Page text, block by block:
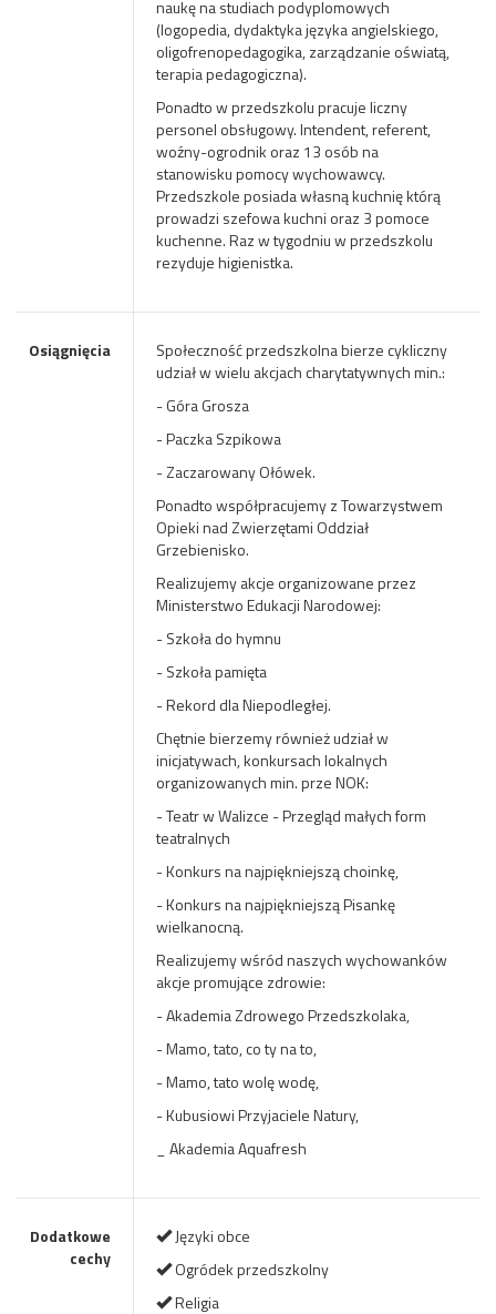
naukę na studiach podyplomowych
(logopedia, dydaktyka języka angielskiego,
oligofrenopedagogika, zarządzanie oświatą,
terapia pedagogiczna).
Ponadto w przedszkolu pracuje liczny
personel obsługowy. Intendent, referent,
woźny-ogrodnik oraz 13 osób na
stanowisku pomocy wychowawcy.
Przedszkole posiada własną kuchnię którą
prowadzi szefowa kuchni oraz 3 pomoce
kuchenne. Raz w tygodniu w przedszkolu
rezyduje higienistka.
Osiągnięcia
Społeczność przedszkolna bierze cykliczny
udział w wielu akcjach charytatywnych min.:
- Góra Grosza
- Paczka Szpikowa
- Zaczarowany Ołówek.
Ponadto współpracujemy z Towarzystwem
Opieki nad Zwierzętami Oddział
Grzebienisko.
Realizujemy akcje organizowane przez
Ministerstwo Edukacji Narodowej:
- Szkoła do hymnu
- Szkoła pamięta
- Rekord dla Niepodległej.
Chętnie bierzemy również udział w
inicjatywach, konkursach lokalnych
organizowanych min. prze NOK:
- Teatr w Walizce - Przegląd małych form
teatralnych
- Konkurs na najpiękniejszą choinkę,
- Konkurs na najpiękniejszą Pisankę
wielkanocną.
Realizujemy wśród naszych wychowanków
akcje promujące zdrowie:
- Akademia Zdrowego Przedszkolaka,
- Mamo, tato, co ty na to,
- Mamo, tato wolę wodę,
- Kubusiowi Przyjaciele Natury,
_ Akademia Aquafresh
Dodatkowe
cechy
Języki obce
Ogródek przedszkolny
Religia